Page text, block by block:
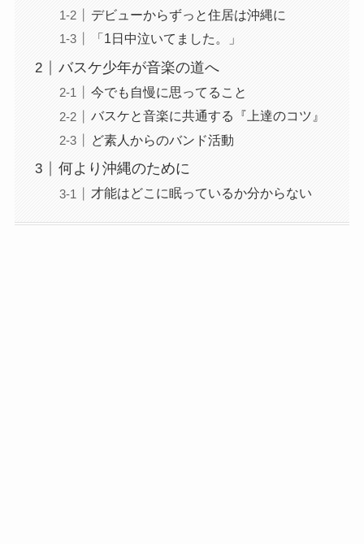
デビューからずっと住居は沖縄に
「1日中泣いてました。」
バスケ少年が音楽の道へ
今でも自慢に思ってること
バスケと音楽に共通する『上達のコツ』
ど素人からのバンド活動
何より沖縄のために
才能はどこに眠っているか分からない